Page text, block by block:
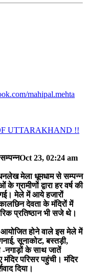
mahipal.mehta
UTTARAKHAND !!
23, 02:24 am
धनलेख मेला धूमधाम से सम्पन्न
द्वारा हर वर्ष की
मेले में आये हजारों
देवता के मंदिरों में
प्रतिष्ठान भी सजे थे।
आयोजित होने वाले इस मेले में
सूनाकोट, बस्तड़ी,
-नगाड़ों के साथ जातें
परिसर पहुंची। मंदिर
दिया।